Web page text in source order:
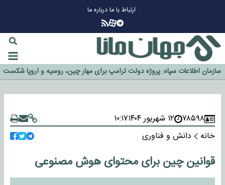
ارتباط با مادرباره ما
گزینه جدایی اوسمار روی میز مدیران پرسپولیس
آیا رئیس جمهور آمریکا قانون را دور می‌زند؟
اخراج رسمی چهره نامدار از پرسپولیس
سازمان اطلاعات سپاه: پروژه دولت ترامپ برای مهار چین، روسیه و اروپا شکست
خورد
۷۸۵۹۸ ۱۲ شهریور ۱۴۰۴
۱۰:۱۷
خانه
دانش و فناوری
قوانین چین برای محتوای هوش مصنوعی